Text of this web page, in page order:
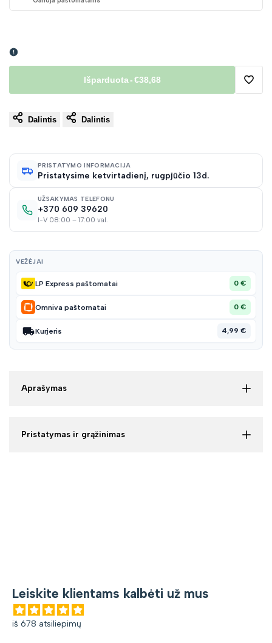
Išparduota-€38,68
Dalintis Dalintis
PRISTATYMO INFORMACIJA
Pristatysime ketvirtadienį, rugpjūčio 13d.
UŽSAKYMAS TELEFONU
+370 609 39620
I-V 08:00 – 17:00 val.
VEŽĖJAI
LP Express paštomatai 0 €
Omniva paštomatai 0 €
Kurjeris 4,99 €
Aprašymas
Pristatymas ir grąžinimas
Leiskite klientams kalbėti už mus
iš 678 atsiliepimų